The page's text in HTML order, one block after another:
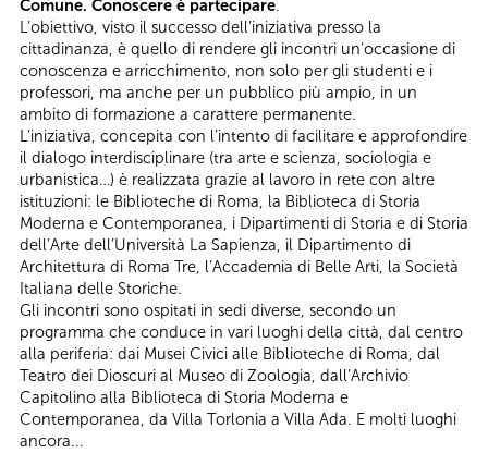
Comune. Conoscere è partecipare.
L’obiettivo, visto il successo dell’iniziativa presso la
cittadinanza, è quello di rendere gli incontri un’occasione di
conoscenza e arricchimento, non solo per gli studenti e i
professori, ma anche per un pubblico più ampio, in un
ambito di formazione a carattere permanente.
L’iniziativa, concepita con l’intento di facilitare e approfondire
il dialogo interdisciplinare (tra arte e scienza, sociologia e
urbanistica…) è realizzata grazie al lavoro in rete con altre
istituzioni: le Biblioteche di Roma, la Biblioteca di Storia
Moderna e Contemporanea, i Dipartimenti di Storia e di Storia
dell’Arte dell’Università La Sapienza, il Dipartimento di
Architettura di Roma Tre, l’Accademia di Belle Arti, la Società
Italiana delle Storiche.
Gli incontri sono ospitati in sedi diverse, secondo un
programma che conduce in vari luoghi della città, dal centro
alla periferia: dai Musei Civici alle Biblioteche di Roma, dal
Teatro dei Dioscuri al Museo di Zoologia, dall’Archivio
Capitolino alla Biblioteca di Storia Moderna e
Contemporanea, da Villa Torlonia a Villa Ada. E molti luoghi
ancora...